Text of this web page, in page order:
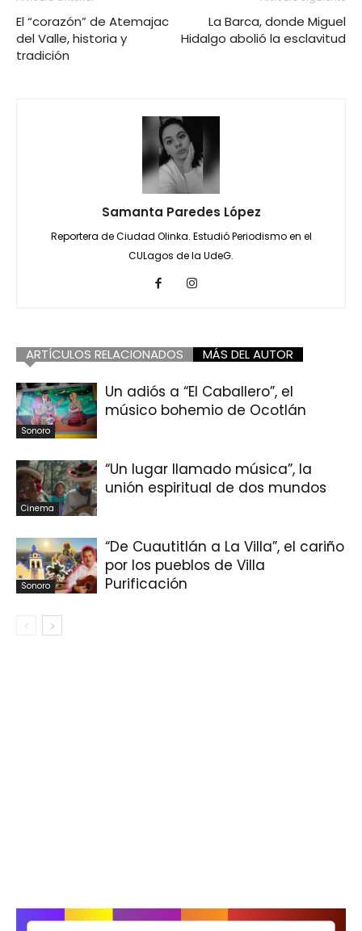
El “corazón” de Atemajac
del Valle, historia y
tradición
La Barca, donde Miguel
Hidalgo abolió la esclavitud
Samanta Paredes López
Reportera de Ciudad Olinka. Estudió Periodismo en el
CULagos de la UdeG.
ARTÍCULOS RELACIONADOS MÁS DEL AUTOR
Sonoro
Un adiós a “El Caballero”, el
músico bohemio de Ocotlán
Cinema
“Un lugar llamado música”, la
unión espiritual de dos mundos
Sonoro
“De Cuautitlán a La Villa”, el cariño
por los pueblos de Villa
Purificación